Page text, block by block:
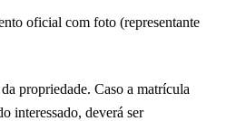
oficial com foto (representante
propriedade. Caso a matrícula
interessado, deverá ser